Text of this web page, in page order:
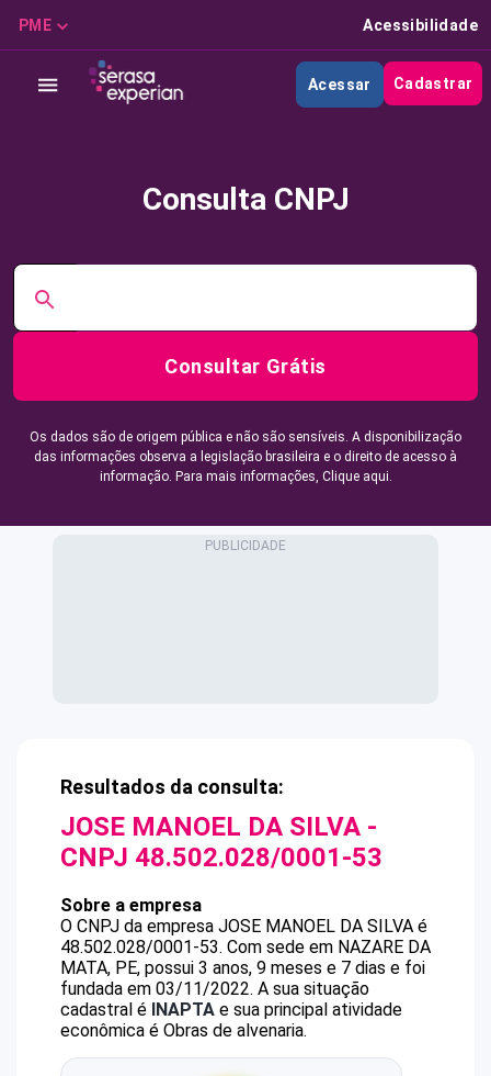
PME Acessibilidade
Acessar Cadastrar
Consulta CNPJ
Consultar Grátis
Os dados são de origem pública e não são sensíveis. A disponibilização
das informações observa a legislação brasileira e o direito de acesso à
informação. Para mais informações, Clique aqui.
Resultados da consulta:
JOSE MANOEL DA SILVA -
CNPJ 48.502.028/0001-53
Sobre a empresa
O CNPJ da empresa JOSE MANOEL DA SILVA é
48.502.028/0001-53. Com sede em NAZARE DA
MATA, PE, possui 3 anos, 9 meses e 7 dias e foi
fundada em 03/11/2022. A sua situação
cadastral é INAPTA e sua principal atividade
econômica é Obras de alvenaria.